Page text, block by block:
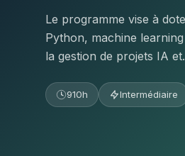
Le programme vise à
Python, machine
la gestion de projets IA
910h Intermédiaire